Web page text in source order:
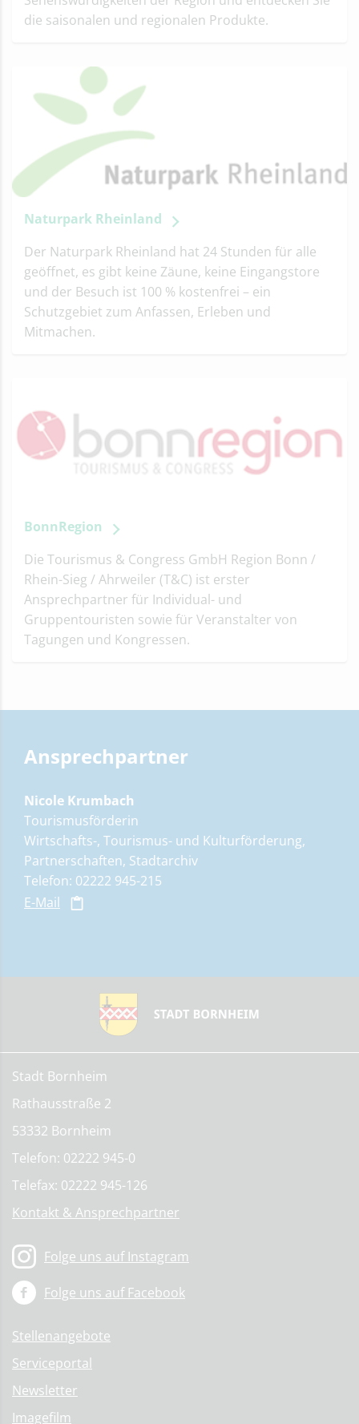
die saisonalen und regionalen Produkte.
Naturpark Rheinland
Der Naturpark Rheinland hat 24 Stunden für alle
geöffnet, es gibt keine Zäune, keine Eingangstore
und der Besuch ist 100 % kostenfrei – ein
Schutzgebiet zum Anfassen, Erleben und
Mitmachen.
BonnRegion
Die Tourismus & Congress GmbH Region Bonn /
Rhein-Sieg / Ahrweiler (T&C) ist erster
Ansprechpartner für Individual- und
Gruppentouristen sowie für Veranstalter von
Tagungen und Kongressen.
Ansprechpartner
Nicole Krumbach
Tourismusförderin
Wirtschafts-, Tourismus- und Kulturförderung,
Partnerschaften, Stadtarchiv
Telefon: 02222 945-215
E-Mail
Stadt Bornheim
Rathausstraße 2
53332 Bornheim
Telefon: 02222 945-0
Telefax: 02222 945-126
Kontakt & Ansprechpartner
Folge uns auf Instagram
Folge uns auf Facebook
Stellenangebote
Serviceportal
Newsletter
Imagefilm